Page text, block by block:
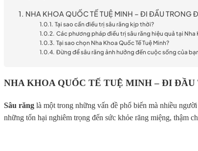
NHA KHOA QUỐC TẾ TUỆ MINH – ĐI ĐẦU TRONG
Tại sao cần điều trị sâu răng kịp thời?
Các phương pháp điều trị sâu răng hiệu quả tại Nha
Tại sao chọn Nha Khoa Quốc Tế Tuệ Minh?
Đừng để sâu răng ảnh hưởng đến cuộc sống của
NHA KHOA QUỐC TẾ TUỆ MINH – ĐI
Sâu răng là một trong những vấn đề phổ biến mà nhiều
những tổn hại nghiêm trọng đến sức khỏe răng miệng, thậm